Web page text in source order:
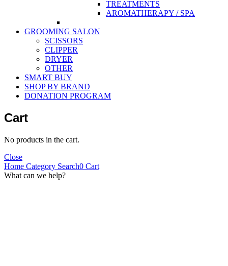
TREATMENTS
AROMATHERAPY / SPA
GROOMING SALON
SCISSORS
CLIPPER
DRYER
OTHER
SMART BUY
SHOP BY BRAND
DONATION PROGRAM
Cart
No products in the cart.
Close
Home Category Search0 Cart
What can we help?